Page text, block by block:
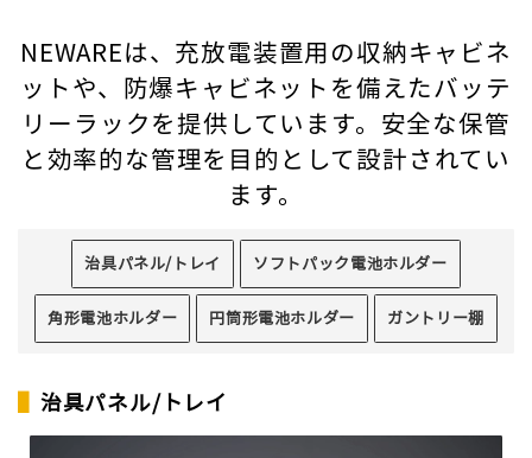
NEWAREは、充放電装置用の収納キャビネ
ットや、防爆キャビネットを備えたバッテ
リーラックを提供しています。安全な保管
と効率的な管理を目的として設計されてい
ます。
治具パネル/トレイ ソフトパック電池ホルダー
角形電池ホルダー 円筒形電池ホルダー ガントリー棚
治具パネル/トレイ